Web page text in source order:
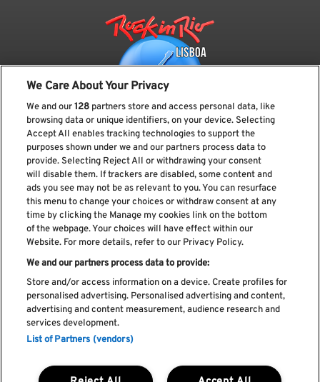
Subscreve a nossa newsletter
Li e aceito os Política de privacidade
Livro de Reclamações
Livro de Elogios
Política de cookies
Termos e condições
We Care About Your Privacy
We and our128 partners store and access personal data, like
browsing data or unique identifiers, on your device. Selecting
Accept All enables tracking technologies to support the
purposes shown under we and our partners process data to
provide. Selecting Reject All or withdrawing your consent
will disable them. If trackers are disabled, some content and
ads you see may not be as relevant to you. You can resurface
this menu to change your choices or withdraw consent at any
time by clicking the Manage my cookies link on the bottom
of the webpage. Your choices will have effect within our
Website. For more details, refer to our Privacy Policy.
We and our partners process data to provide:
Store and/or access information on a device. Create profiles for
personalised advertising. Personalised advertising and content,
advertising and content measurement, audience research and
services development.
List of Partners (vendors)